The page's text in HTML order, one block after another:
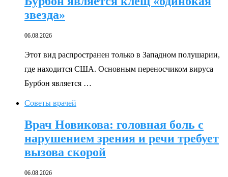
звезда»
06.08.2026
Этот вид распространен только в Западном полушарии,
где находится США. Основным переносчиком вируса
Бурбон является …
Советы врачей
Врач Новикова: головная боль с
нарушением зрения и речи требует
вызова скорой
06.08.2026